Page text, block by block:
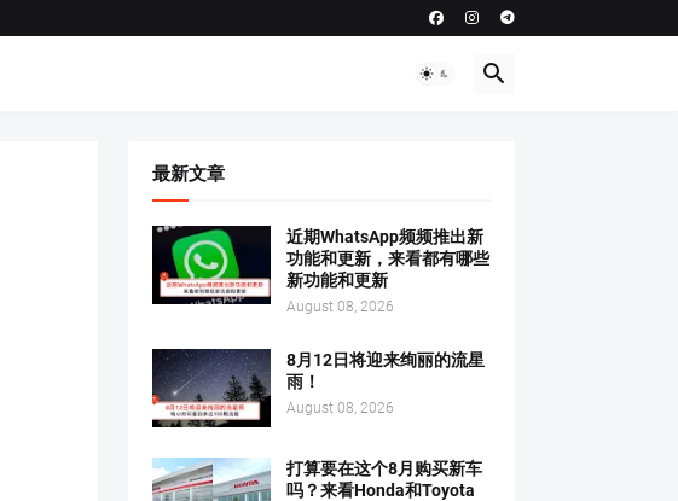
最新文章
近期WhatsApp频频推出新
功能和更新，来看都有哪些
新功能和更新
August 08, 2026
8月12日将迎来绚丽的流星
雨！
August 08, 2026
打算要在这个8月购买新车
吗？来看Honda和Toyota